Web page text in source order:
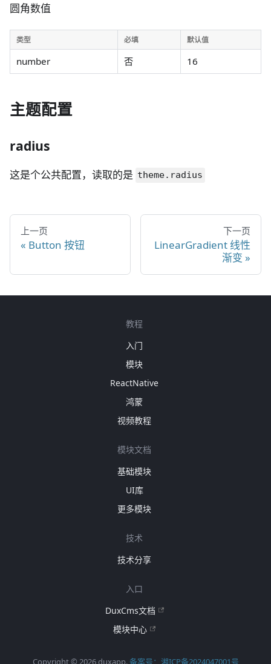
圆角数值
类型 必填 默认值
number 否 16
主题配置
radius
这是个公共配置，读取的是 theme.radius
上一页
Button 按钮
下一页
LinearGradient 线性
渐变
教程
入门
模块
ReactNative
鸿蒙
视频教程
模块文档
基础模块
UI库
更多模块
技术
技术分享
入口
DuxCms文档
模块中心
Copyright © 2026 duxapp.备案号：湘ICP备2024047001号